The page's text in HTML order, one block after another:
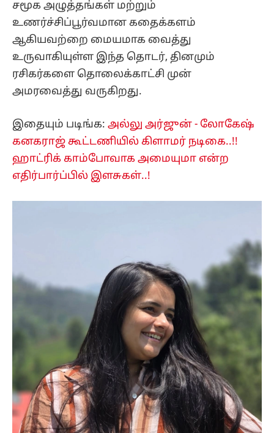
சமூக அழுத்தங்கள் மற்றும்
உணர்ச்சிப்பூர்வமான கதைக்களம்
ஆகியவற்றை மையமாக வைத்து
உருவாகியுள்ள இந்த தொடர், தினமும்
ரசிகர்களை தொலைக்காட்சி முன்
அமரவைத்து வருகிறது.
இதையும் படிங்க: அல்லு அர்ஜுன் - லோகேஷ்
கனகராஜ் கூட்டணியில் கிளாமர் நடிகை..!!
ஹாட்ரிக் காம்போவாக அமையுமா என்ற
எதிர்பார்ப்பில் இளசுகள்..!